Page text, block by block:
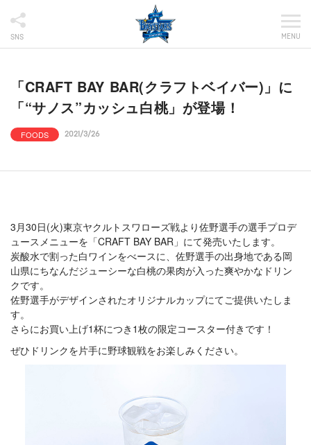
SNS MENU
「CRAFT BAY BAR(クラフトベイバー)」に
「“サノス”カッシュ白桃」が登場！
FOODS 2021/3/26
3月30日(火)東京ヤクルトスワローズ戦より佐野選手の選手プロデ
ュースメニューを「CRAFT BAY BAR」にて発売いたします。
炭酸水で割った白ワインをべースに、佐野選手の出身地である岡
山県にちなんだジューシーな白桃の果肉が入った爽やかなドリン
クです。
佐野選手がデザインされたオリジナルカップにてご提供いたしま
す。
さらにお買い上げ1杯につき1枚の限定コースター付きです！
ぜひドリンクを片手に野球観戦をお楽しみください。